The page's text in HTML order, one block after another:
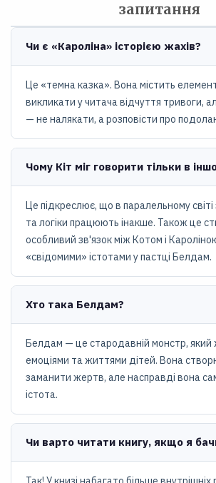
запитання
Чи є «Кароліна» історією жахів?
Це «темна казка». Вона містить
викликати у читача відчуття тривоги,
— не налякати, а розповісти про
Чому Кіт міг говорити тільки в
Це підкреслює, що в паралельному світі
та логіки працюють інакше. Також це
особливий зв'язок між Котом і
«свідомими» істотами у пастці Белдам.
Хто така Белдам?
Белдам — це стародавній монстр, який
емоціями та життями дітей. Вона
заманити жертв, але насправді вона
істота.
Чи варто читати книгу, якщо я